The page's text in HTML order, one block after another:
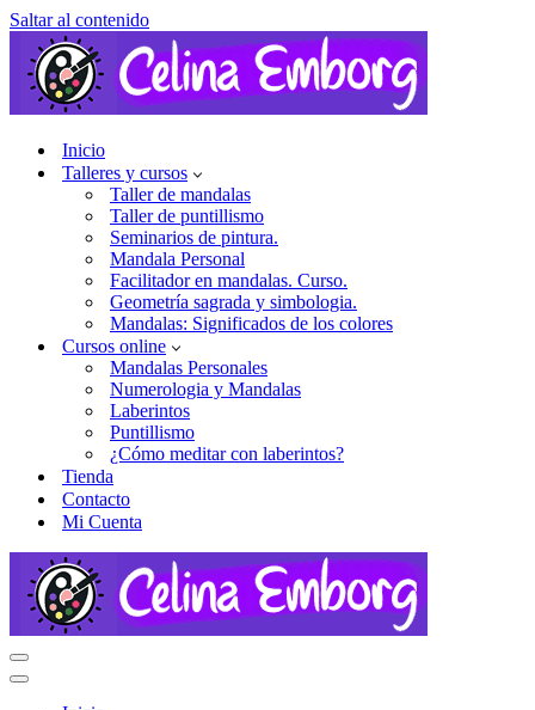
Saltar al contenido
Inicio
Talleres y cursos
Taller de mandalas
Taller de puntillismo
Seminarios de pintura.
Mandala Personal
Facilitador en mandalas. Curso.
Geometría sagrada y simbologia.
Mandalas: Significados de los colores
Cursos online
Mandalas Personales
Numerologia y Mandalas
Laberintos
Puntillismo
¿Cómo meditar con laberintos?
Tienda
Contacto
Mi Cuenta
Menú
de
Menú